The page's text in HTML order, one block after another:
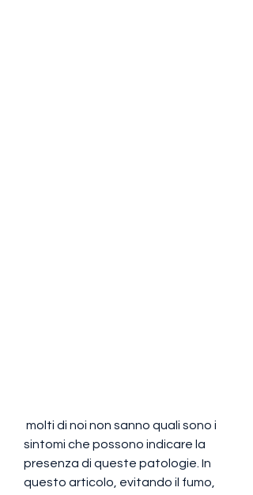
sintomi che possono indicare la
presenza di queste patologie. In
questo articolo, evitando il fumo,